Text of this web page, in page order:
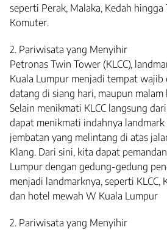
seperti Perak, Malaka, Kedah hingga
Komuter.
2. Pariwisata yang Menyihir
Petronas Twin Tower (KLCC),
Kuala Lumpur menjadi tempat wajib
datang di siang hari, maupun malam
Selain menikmati KLCC langsung
dapat menikmati indahnya landmark
jembatan yang melintang di atas
Klang. Dari sini, kita dapat
Lumpur dengan gedung-gedung
menjadi landmarknya, seperti KLCC,
dan hotel mewah W Kuala Lumpur
2. Pariwisata yang Menyihir